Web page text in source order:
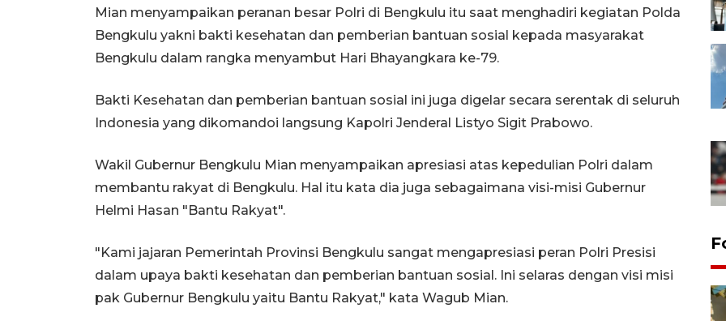
Mian menyampaikan peranan besar Polri di Bengkulu itu saat menghadiri kegiatan Polda
Bengkulu yakni bakti kesehatan dan pemberian bantuan sosial kepada masyarakat
Bengkulu dalam rangka menyambut Hari Bhayangkara ke-79.
Bakti Kesehatan dan pemberian bantuan sosial ini juga digelar secara serentak di seluruh
Indonesia yang dikomandoi langsung Kapolri Jenderal Listyo Sigit Prabowo.
Wakil Gubernur Bengkulu Mian menyampaikan apresiasi atas kepedulian Polri dalam
membantu rakyat di Bengkulu. Hal itu kata dia juga sebagaimana visi-misi Gubernur
Helmi Hasan "Bantu Rakyat".
"Kami jajaran Pemerintah Provinsi Bengkulu sangat mengapresiasi peran Polri Presisi
dalam upaya bakti kesehatan dan pemberian bantuan sosial. Ini selaras dengan visi misi
pak Gubernur Bengkulu yaitu Bantu Rakyat," kata Wagub Mian.